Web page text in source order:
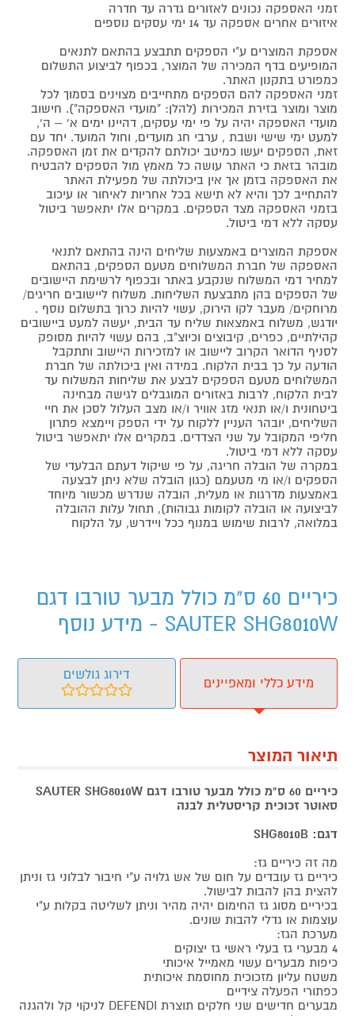
זמני האספקה נכונים לאזורים גדרה עד חדרה
איזורים אחרים אספקה עד 14 ימי עסקים נוספים
אספקת המוצרים ע"י הספקים תתבצע בהתאם לתנאים
המופיעים בדף המכירה של המוצר, בכפוף לביצוע התשלום
כמפורט בתקנון האתר.
זמני האספקה להם הספקים מתחייבים מצוינים בסמוך לכל
מוצר ומוצר בזירת המכירות (להלן: "מועדי האספקה"). חישוב
מועדי האספקה יהיה על פי ימי עסקים, דהיינו ימים א' – ה',
למעט ימי שישי ושבת , ערבי חג מועדים, וחול המועד. יחד עם
זאת, הספקים יעשו כמיטב יכולתם להקדים את זמן האספקה.
מובהר בזאת כי האתר עושה כל מאמץ מול הספקים להבטיח
את האספקה בזמן אך אין ביכולתה של מפעילת האתר
להתחייב לכך והיא לא תישא בכל אחריות לאיחור או עיכוב
בזמני האספקה מצד הספקים. במקרים אלו יתאפשר ביטול
עסקה ללא דמי ביטול.
אספקת המוצרים באמצעות שליחים הינה בהתאם לתנאי
האספקה של חברת המשלוחים מטעם הספקים, בהתאם
למחיר דמי המשלוח שנקבע באתר ובכפוף לרשימת היישובים
של הספקים בהן מתבצעת השליחות. משלוח ליישובים חריגים/
מרוחקים/ מעבר לקו הירוק, עשוי להיות כרוך בתשלום נוסף .
יודגש, משלוח באמצאות שליח עד הבית, יעשה למעט ביישובים
קהילתיים, כפרים, קיבוצים וכיוצ"ב, בהם עשוי להיות מסופק
לסניף הדואר הקרוב ליישוב או למזכירות היישוב ותתקבל
הודעה על כך בבית הלקוח. במידה ואין ביכולתה של חברת
המשלוחים מטעם הספקים לבצע את שליחות המשלוח עד
לבית הלקוח, לרבות באזורים המוגבלים לגישה מבחינה
ביטחונית ו/או תנאי מזג אוויר ו/או מצב העלול לסכן את חיי
השליחים, יובהר העניין ללקוח על ידי הספק ויימצא פתרון
חליפי המקובל על שני הצדדים. במקרים אלו יתאפשר ביטול
עסקה ללא דמי ביטול.
במקרה של הובלה חריגה, על פי שיקול דעתם הבלעדי של
הספקים ו/או מי מטעמם (כגון הובלה שלא ניתן לבצעה
באמצעות מדרגות או מעלית, הובלה שנדרש מכשור מיוחד
לביצועה או הובלה לקומות גבוהות), תחול עלות ההובלה
במלואה, לרבות שימוש במנוף ככל ויידרש, על הלקוח
כיריים 60 ס"מ כולל מבער טורבו דגם
SAUTER SHG8010W - מידע נוסף
מידע כללי ומאפיינים
דירוג גולשים
תיאור המוצר
כיריים 60 ס"מ כולל מבער טורבו דגם SAUTER SHG8010W
סאוטר זכוכית קריסטלית לבנה
דגם: SHG8010B
מה זה כיריים גז:
כיריים גז עובדים על חום של אש גלויה ע"י חיבור לבלוני גז וניתן
להצית בהן להבות לבישול.
בכיריים מסוג גז החימום יהיה מהיר וניתן לשליטה בקלות ע"י
עוצמות או גדלי להבות שונים.
מערכת הגז:
4 מבערי גז בעלי ראשי גז יצוקים
כיפות מבערים עשוי מאמייל איכותי
משטח עליון מזכוכית מחוסמת איכותית
כפתורי הפעלה צידיים
מבערים חדישים שני חלקים תוצרת DEFENDI לניקוי קל ולהגנה